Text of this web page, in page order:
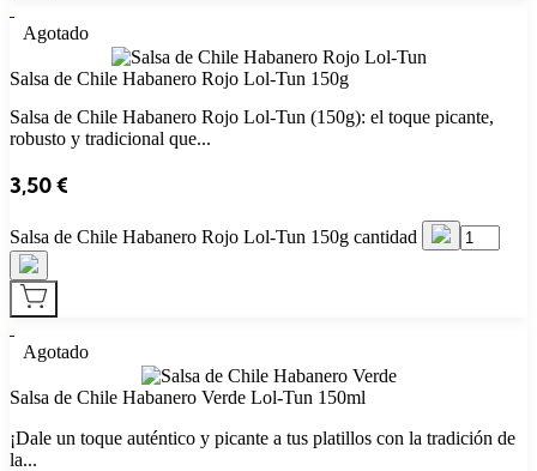
Agotado
​Salsa de Chile Habanero Rojo Lol-Tun 150g
Salsa de Chile Habanero Rojo Lol-Tun (150g): el toque picante,
robusto y tradicional que...
3,50€
​Salsa de Chile Habanero Rojo Lol-Tun 150g cantidad
Agotado
Salsa de Chile Habanero Verde Lol-Tun 150ml
¡Dale un toque auténtico y picante a tus platillos con la tradición de
la...